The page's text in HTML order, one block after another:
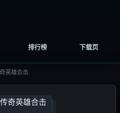
排行榜 下载页
英雄合击